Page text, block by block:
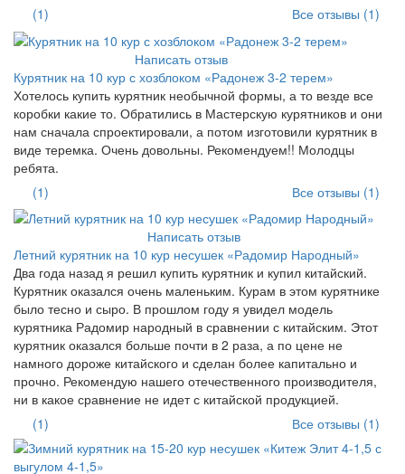
(1)
Все отзывы (1)
Написать отзыв
Курятник на 10 кур с хозблоком «Радонеж 3-2 терем»
Хотелось купить курятник необычной формы, а то везде все
коробки какие то. Обратились в Мастерскую курятников и они
нам сначала спроектировали, а потом изготовили курятник в
виде теремка. Очень довольны. Рекомендуем!! Молодцы
ребята.
(1)
Все отзывы (1)
Написать отзыв
Летний курятник на 10 кур несушек «Радомир Народный»
Два года назад я решил купить курятник и купил китайский.
Курятник оказался очень маленьким. Курам в этом курятнике
было тесно и сыро. В прошлом году я увидел модель
курятника Радомир народный в сравнении с китайским. Этот
курятник оказался больше почти в 2 раза, а по цене не
намного дороже китайского и сделан более капитально и
прочно. Рекомендую нашего отечественного производителя,
ни в какое сравнение не идет с китайской продукцией.
(1)
Все отзывы (1)